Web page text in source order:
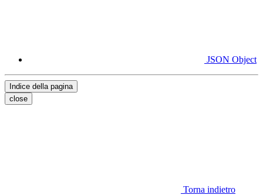
JSON Object
Indice della pagina
close
Torna indietro